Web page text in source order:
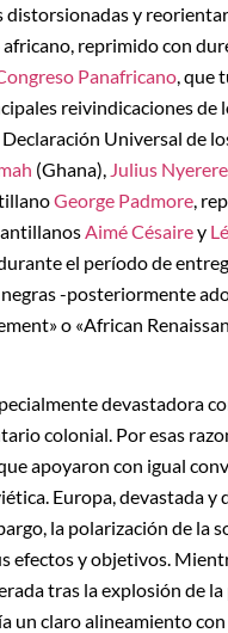
distorsionadas y
reprimido con
Panafricano, que
reivindicaciones de
Universal de
(Ghana), Julius Nyerere
George Padmore,
Aimé Césairey
el período de
-posteriormente
o «African
devastadora
colonial. Por esas
apoyaron con igual
Europa, devastada
la polarización de la
efectos y objetivos.
tras la explosión de
un claro alineamiento